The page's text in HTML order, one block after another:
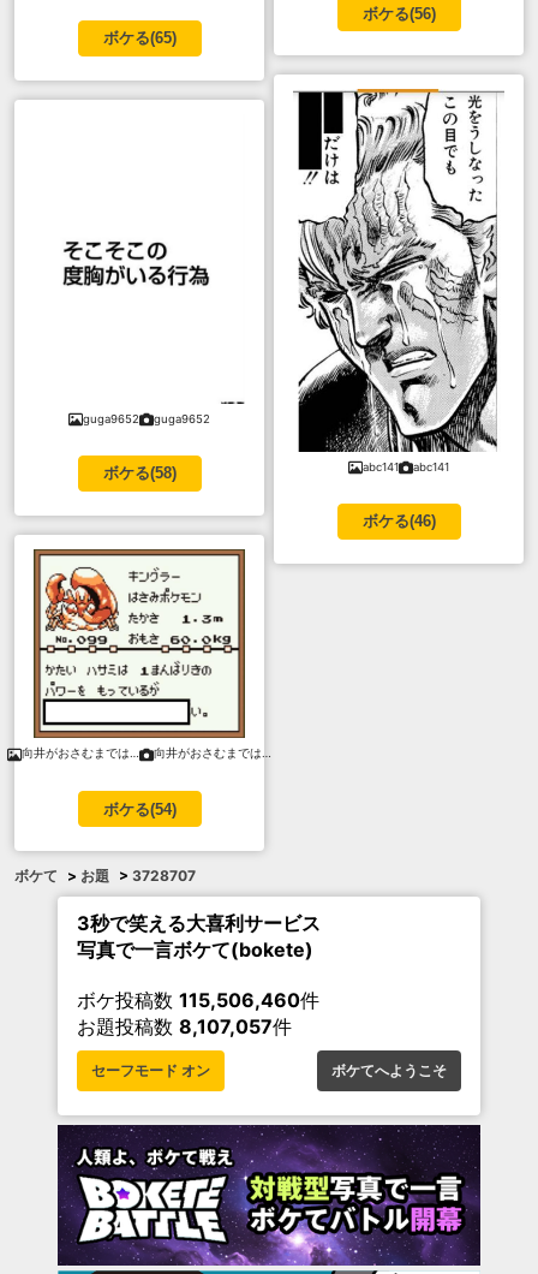
ボケる(65)
guga9652 guga9652
ボケる(58)
向井がおさむまでは… 向井がおさむまでは…
ボケる(54)
ボケる(56)
abc141 abc141
ボケる(46)
ボケて > お題 > 3728707
3秒で笑える大喜利サービス
写真で一言ボケて(bokete)
ボケ投稿数 115,506,460件
お題投稿数 8,107,057件
セーフモード オン ボケてへようこそ